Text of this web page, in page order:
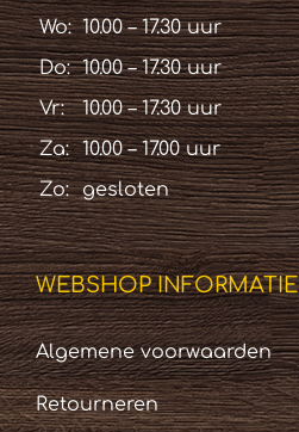
Wo: 10.00 – 17.30 uur
Do: 10.00 – 17.30 uur
Vr:
10.00 – 17.30 uur
Za:
10.00 – 17.00 uur
Zo:
gesloten
WEBSHOP INFORMATIE
Algemene voorwaarden
Retourneren